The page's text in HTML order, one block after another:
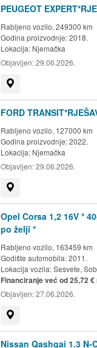
PEUGEOT
Rabljeno vozilo, 249300 km
Godina proizvodnje: 2018.
Lokacija: Njemačka
Objavljen:29.06.2026.
FORD
Rabljeno vozilo, 127000 km
Godina proizvodnje: 2022.
Lokacija: Njemačka
Objavljen:29.06.2026.
Opel Corsa 1,2 16V *
po želji *
Rabljeno vozilo, 163459 km
Godište automobila: 2011.
Lokacija vozila:Sesvete,
Financiranje već od 25,72
Objavljen:27.06.2026.
Nissan Qashqai 1.3 N-